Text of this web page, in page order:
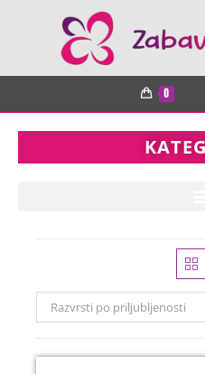
0
Razvrsti po priljubljenosti